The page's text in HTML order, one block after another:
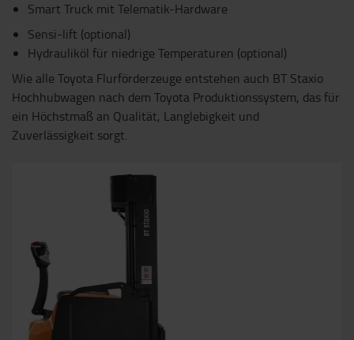
Smart Truck mit Telematik-Hardware
Sensi-lift (optional)
Hydrauliköl für niedrige Temperaturen (optional)
Wie alle Toyota Flurförderzeuge entstehen auch BT Staxio
Hochhubwagen nach dem Toyota Produktionssystem, das für
ein Höchstmaß an Qualität, Langlebigkeit und
Zuverlässigkeit sorgt.